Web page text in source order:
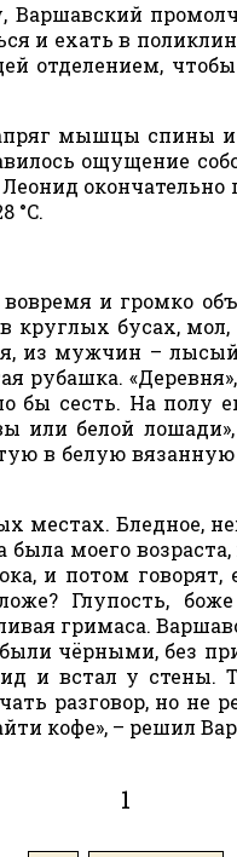
Варшавский
и ехать в
отделением,
мышцы спины
ощущение
°C.
и громко
бусах,
из мужчин –
рубашка.
бы сесть. На полу
или белой
в белую
местах. Бледное,
моего
и потом
Глупость,
гримаса.
чёрными, без
и встал у стены.
разговор, но
кофе», – решил
1